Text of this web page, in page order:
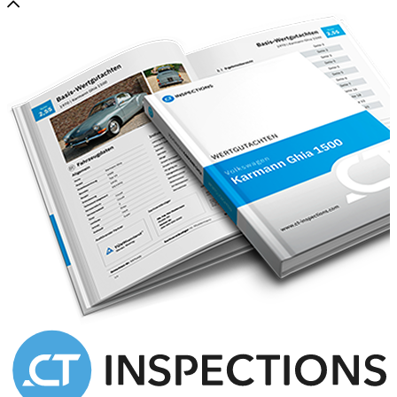
spécialiste renommé. Dans le même temps est engagée la
rectification des culasses, des soupapes et sièges de soupapes, le
remplacement de l’embrayage et des chaînes de distribution. Les
carburateurs ont été synchronisés et la ligne d’échappement refaite à
neuf. En 2018, le circuit hydraulique de freinage et de direction est
refait à neuf. L’auto sort tout juste d’entretien pour la vente (vidange,
bougies, contrôle du circuit hydraulique, réglage de l’allumage et de
la carburation).
Les cuirs connolly d’origine ont parfaitement bien traversé les
années. Le choix a été fait de conserver la patine présente sur le
tableau de bord. Les moquettes beiges à passepoils marrons sont en
parfait état. Tous les instruments de bords sont présents et
fonctionnels.
Son châssis rigoureux, sa direction hydraulique d’une rare précision
et son équilibre naturel en font une automobile très précise pour une
charismatique, et aujourd’hui recherchée.
📂 Documents :
Carte Grise